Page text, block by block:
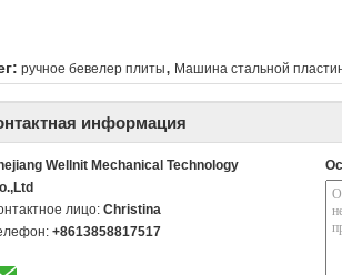
ручное бевелер плиты, Машина стальной
информация
Wellnit Mechanical Technology
лицо: Christina
+8613858817517